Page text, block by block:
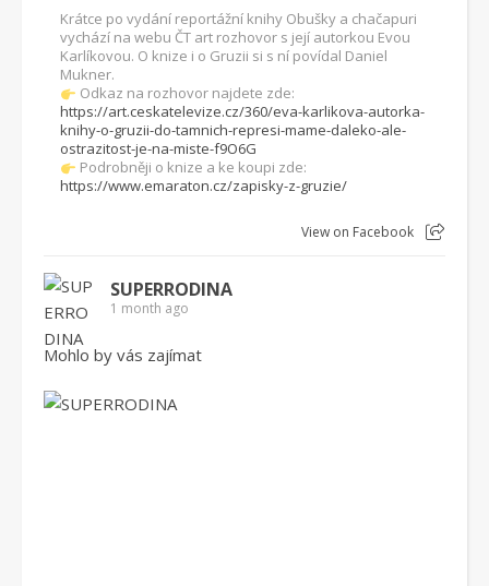
Krátce po vydání reportážní knihy Obušky a chačapuri
vychází na webu ČT art rozhovor s její autorkou Evou
Karlíkovou. O knize i o Gruzii si s ní povídal Daniel
Mukner.
Odkaz na rozhovor najdete zde:
https://art.ceskatelevize.cz/360/eva-karlikova-autorka-
knihy-o-gruzii-do-tamnich-represi-mame-daleko-ale-
ostrazitost-je-na-miste-f9O6G
Podrobněji o knize a ke koupi zde:
https://www.emaraton.cz/zapisky-z-gruzie/
View on Facebook
SUPERRODINA
1 month ago
Mohlo by vás zajímat